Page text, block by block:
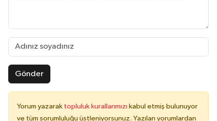
Gönder
Yorum yazarak topluluk kurallarımızı kabul etmiş bulunuyor
ve tüm sorumluluğu üstleniyorsunuz. Yazılan yorumlardan